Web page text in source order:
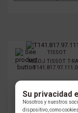
TISSOT
RELOJ TISSOT T-
$ 4.332.000
PRECIO
Su privacidad
Nosotros y nuestros
dispositivo, como